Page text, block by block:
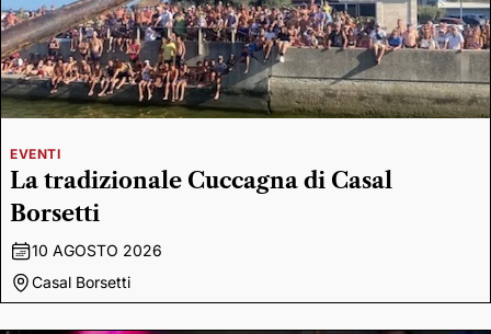
EVENTI
La tradizionale Cuccagna di Casal
Borsetti
10 AGOSTO 2026
Casal Borsetti